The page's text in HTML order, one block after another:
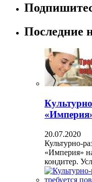
Последние
20.07.2020
Культурно-
«Империя»
кондитер.